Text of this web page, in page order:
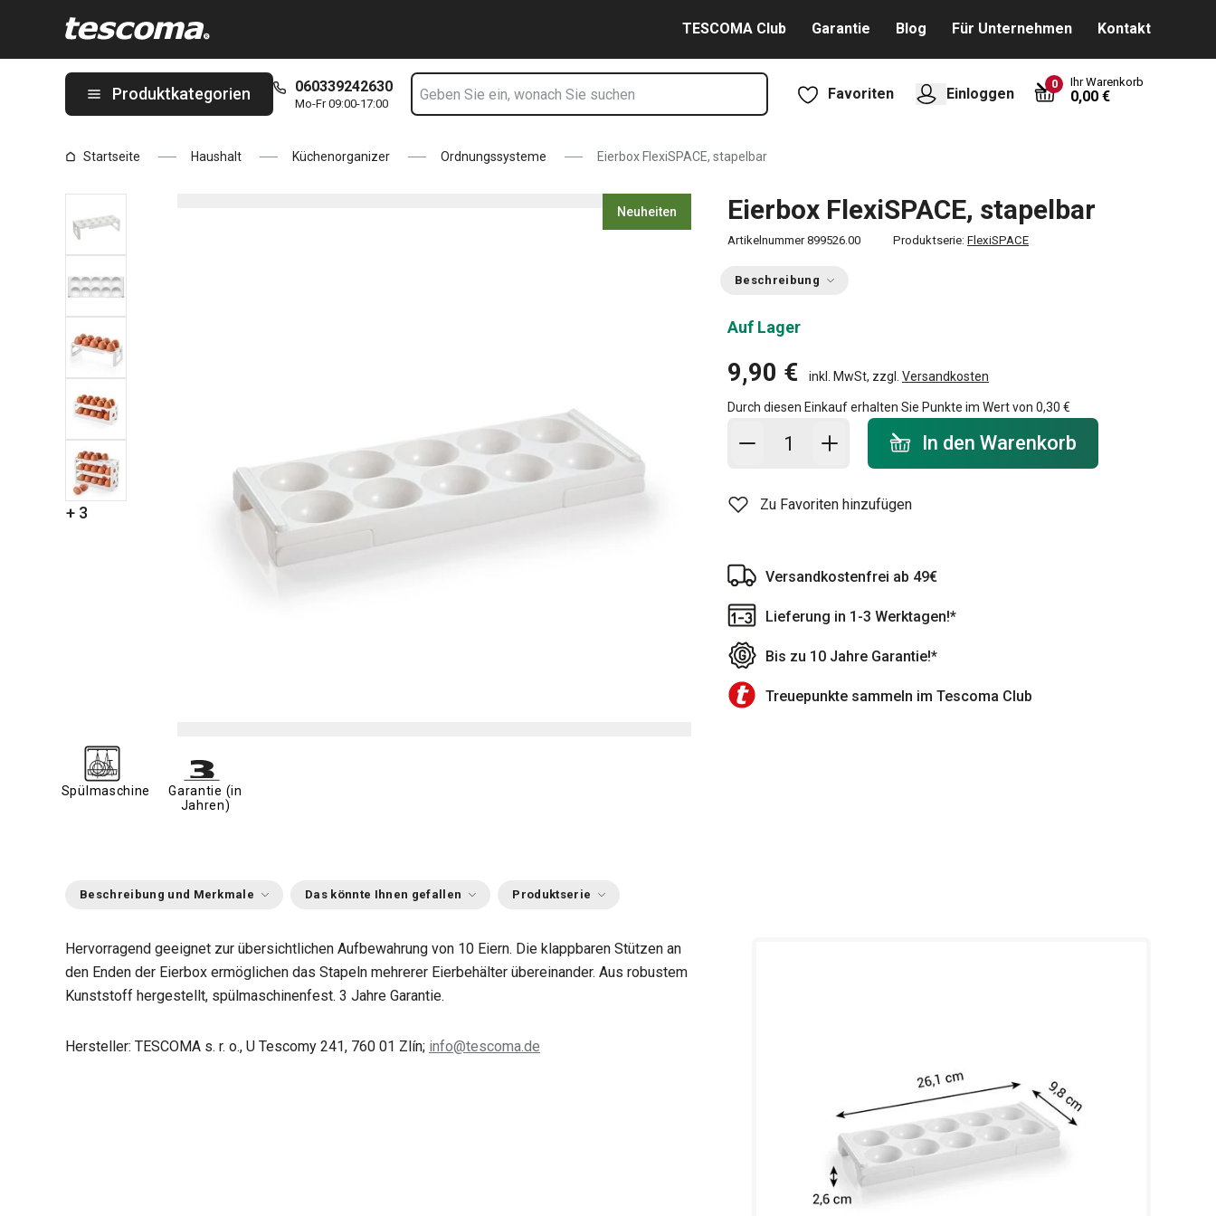
TESCOMA Club Garantie Blog Für Unternehmen Kontakt
Produktkategorien 060339242630
Mo-Fr 09:00-17:00
Favoriten Einloggen
0 Ihr Warenkorb
0,00 €
Startseite Haushalt Küchenorganizer Ordnungssysteme Eierbox FlexiSPACE, stapelbar
+ 3
Neuheiten Eierbox FlexiSPACE, stapelbar
Artikelnummer 899526.00 Produktserie: FlexiSPACE
Beschreibung
Auf Lager
9,90 € inkl. MwSt, zzgl. Versandkosten
Durch diesen Einkauf erhalten Sie Punkte im Wert von 0,30 €
In den Warenkorb - Menge
In den Warenkorb
Zu Favoriten hinzufügen
Versandkostenfrei ab 49€
Lieferung in 1-3 Werktagen!*
Bis zu 10 Jahre Garantie!*
Treuepunkte sammeln im Tescoma Club
Spülmaschine
Garantie (in
Jahren)
Beschreibung und Merkmale Das könnte Ihnen gefallen Produktserie
Hervorragend geeignet zur übersichtlichen Aufbewahrung von 10 Eiern. Die klappbaren Stützen an
den Enden der Eierbox ermöglichen das Stapeln mehrerer Eierbehälter übereinander. Aus robustem
Kunststoff hergestellt, spülmaschinenfest. 3 Jahre Garantie.
Hersteller: TESCOMA s. r. o., U Tescomy 241, 760 01 Zlín; info@tescoma.de